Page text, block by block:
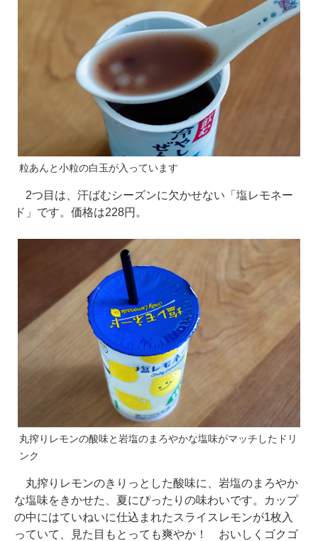
粒あんと小粒の白玉が入っています
2つ目は、汗ばむシーズンに欠かせない「塩レモネー
ド」です。価格は228円。
丸搾りレモンの酸味と岩塩のまろやかな塩味がマッチしたドリ
ンク
丸搾りレモンのきりっとした酸味に、岩塩のまろやか
な塩味をきかせた、夏にぴったりの味わいです。カップ
の中にはていねいに仕込まれたスライスレモンが1枚入
っていて、見た目もとっても爽やか！ おいしくゴクゴ